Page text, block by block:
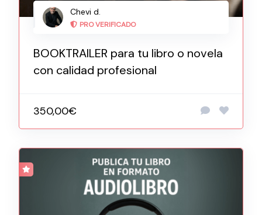
Chevi d.
PRO VERIFICADO
BOOKTRAILER para tu libro o novela
con calidad profesional
350,00€